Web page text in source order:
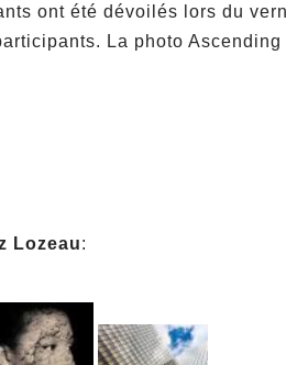
ont été dévoilés lors du
La photo
Lozeau: